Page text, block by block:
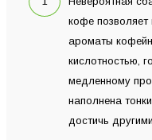
кофе
ароматы
кислотностью,
медленному
наполнена
достичь